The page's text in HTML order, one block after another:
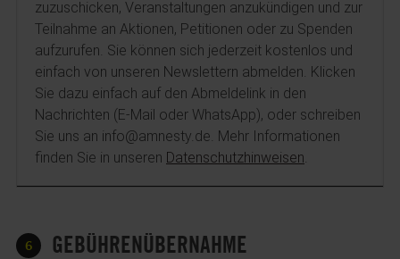
zuzuschicken, Veranstaltungen anzukündigen und zur
Teilnahme an Aktionen, Petitionen oder zu Spenden
aufzurufen. Sie können sich jederzeit kostenlos und
einfach von unseren Newslettern abmelden. Klicken
Sie dazu einfach auf den Abmeldelink in den
Nachrichten (E-Mail oder WhatsApp), oder schreiben
Sie uns an info@amnesty.de. Mehr Informationen
finden Sie in unseren Datenschutzhinweisen
6 GEBÜHRENÜBERNAHME